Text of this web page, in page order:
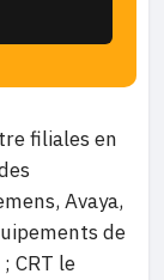
filiales en
Avaya,
de
CRT le